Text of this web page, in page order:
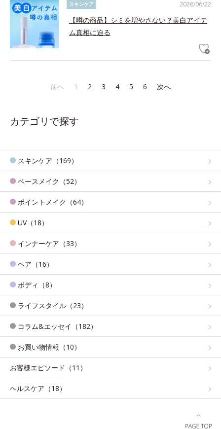
2026/06/22
スキンケア
【噂の商品】シミを増やさない？美白アイテ
ム真相に迫る
前へ 1 2 3 4 5 6 次へ
カテゴリで探す
スキンケア（169）
ベースメイク（52）
ポイントメイク（64）
UV（18）
インナーケア（33）
ヘア（16）
ボディ（8）
ライフスタイル（23）
コラム&エッセイ（182）
お買い物情報（10）
お客様エピソード（11）
ヘルスケア（18）